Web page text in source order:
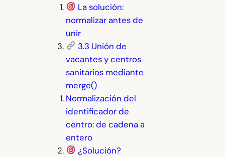
La solución:
normalizar antes de
unir
3.3 Unión de
vacantes y centros
sanitarios mediante
merge()
Normalización del
identificador de
centro: de cadena a
entero
¿Solución?